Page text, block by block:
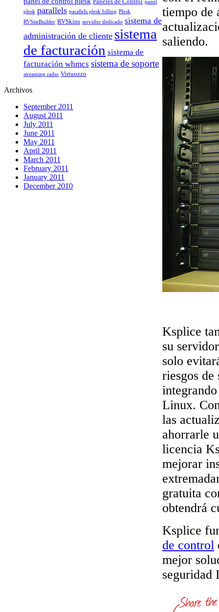
panel
plesk parallels parallels plesk billing Plesk
RVSiteBuilder RVSkins servidor dedicado sistema de
administración de cliente sistema
de facturación sistema de
facturación whmcs sistema de soporte
streaming radio Virtuozzo
Archivos
September 2011
August 2011
July 2011
June 2011
May 2011
April 2011
March 2011
February 2011
January 2011
December 2010
tiempo de
saliendo.
Ksplice
su
solo
riesgos de
Linux.
las
ahorrarle
licencia
mejorar
gratuita
obtendrá
Ksplice
de control
mejor
seguridad